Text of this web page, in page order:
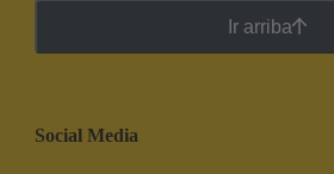
Ir arriba
Social Media